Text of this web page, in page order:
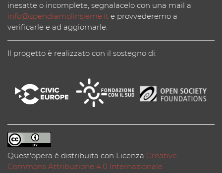
inesatte o incomplete, segnalacelo con una mail a
info@spendiamolinsieme.it e provvederemo a
verificarle e ad aggiornarle.
Il progetto è realizzato con il sostegno di:
Quest'opera è distribuita con Licenza Creative
Commons Attribuzione 4.0 Internazionale